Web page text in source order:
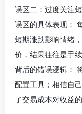
误区二：过度关注
误区的具体表现：
短期涨跌影响情绪
价，结果往往是手
背后的错误逻辑：
配置工具；相信自
了交易成本对收益的